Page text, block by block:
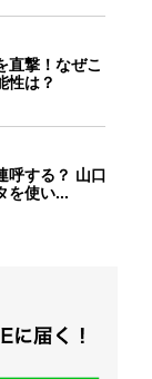
直撃！なぜこ
性は？
呼する？ 山口
を使い...